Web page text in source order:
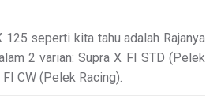
125 seperti kita tahu adalah Rajanya
2 varian: Supra X FI STD (Pelek
CW (Pelek Racing).